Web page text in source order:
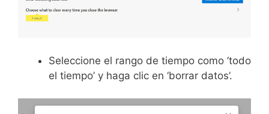
Seleccione el rango de tiempo como ‘todo
el tiempo’ y haga clic en ‘borrar datos’.